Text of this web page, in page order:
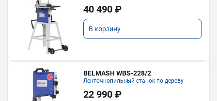
40 490 ₽
В корзину
BELMASH WBS-228/2
Ленточнопильный станок по дереву
22 990 ₽